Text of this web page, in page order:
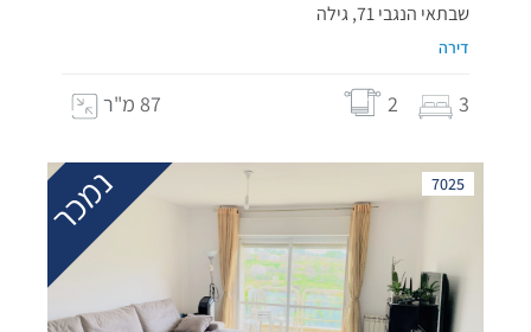
שבתאי הנגבי 71, גילה
דירה
3
2 87 מ"ר
7025 נמכר